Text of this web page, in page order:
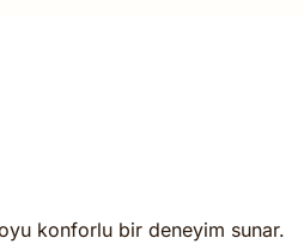
konforlu bir deneyim sunar.